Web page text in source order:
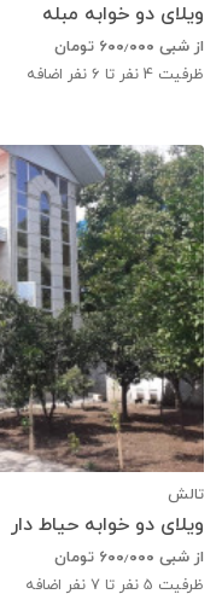
ویلای دو خوابه مبله
از شبی ۶۰۰٫۰۰۰ تومان
ظرفیت 4 نفر تا 6 نفر اضافه
تالش
ویلای دو خوابه حیاط دار
از شبی ۶۰۰٫۰۰۰ تومان
ظرفیت 5 نفر تا 7 نفر اضافه